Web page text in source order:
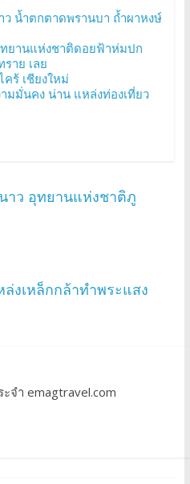
น้ำตกตาดพรานบา ถ้ำผาหงษ์
ยานแห่งชาติดอยฟ้าห่มปก
าย เลย
ร้ เชียงใหม่
มมั่นคง น่าน แหล่งท่องเที่ยว
าว อุทยานแห่งชาติภู
งเหล็กกล้าทำพระแสง
จำ emagtravel.com